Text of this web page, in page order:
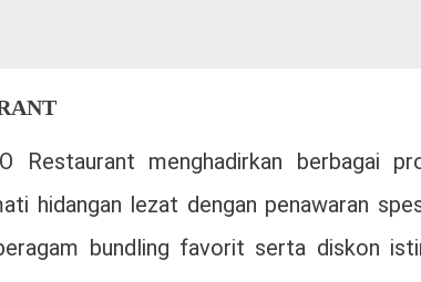
Restaurant menghadirkan berbagai
hidangan lezat dengan penawaran
bundling favorit serta diskon